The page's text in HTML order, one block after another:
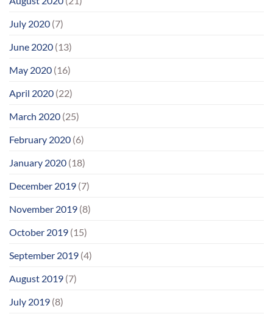
July 2020 (7)
June 2020 (13)
May 2020 (16)
April 2020 (22)
March 2020 (25)
February 2020 (6)
January 2020 (18)
December 2019 (7)
November 2019 (8)
October 2019 (15)
September 2019 (4)
August 2019 (7)
July 2019 (8)